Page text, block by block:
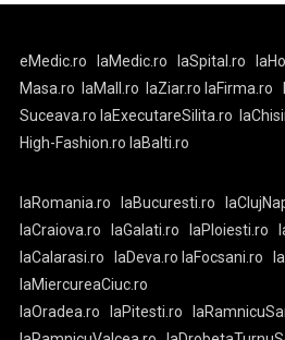
eMedic.ro laMedic.ro laSpital.ro
Masa.ro
laMall.ro laZiar.ro laFirma.ro
Suceava.ro laExecutareSilita.ro
High-Fashion.ro laBalti.ro
laRomania.ro laBucuresti.ro
laCraiova.ro
laGalati.ro laPloiesti.ro
laCalarasi.ro
laDeva.ro laFocsani.ro
laMiercureaCiuc.ro
laOradea.ro
laPitesti.ro